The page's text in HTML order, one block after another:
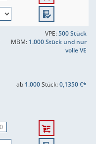
VPE:500 Stück
MBM: 1.000 Stück und nur
volle VE
ab 1.000Stück:0,1350 €*